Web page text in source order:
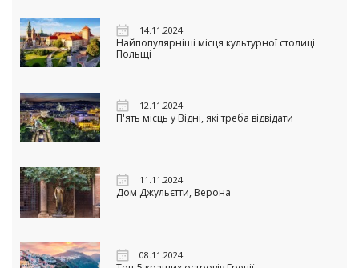
14.11.2024
Найпопулярніші місця культурної столиці
Польщі
12.11.2024
П'ять місць у Відні, які треба відвідати
11.11.2024
Дом Джульєтти, Верона
08.11.2024